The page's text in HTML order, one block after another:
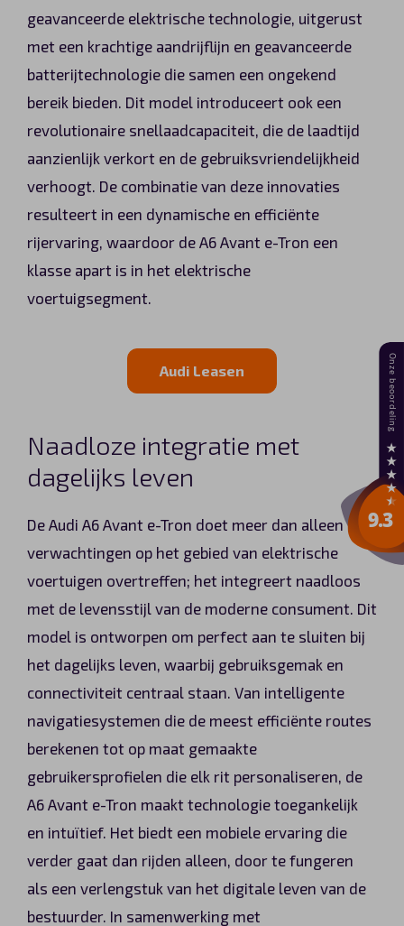
geavanceerde elektrische technologie, uitgerust
met een krachtige aandrijflijn en geavanceerde
batterijtechnologie die samen een ongekend
bereik bieden. Dit model introduceert ook een
revolutionaire snellaadcapaciteit, die de laadtijd
aanzienlijk verkort en de gebruiksvriendelijkheid
verhoogt. De combinatie van deze innovaties
resulteert in een dynamische en efficiënte
rijervaring, waardoor de A6 Avant e-Tron een
klasse apart is in het elektrische
voertuigsegment.
Audi Leasen
Naadloze integratie met
dagelijks leven
De Audi A6 Avant e-Tron doet meer dan alleen de
verwachtingen op het gebied van elektrische
voertuigen overtreffen; het integreert naadloos
met de levensstijl van de moderne consument. Dit
model is ontworpen om perfect aan te sluiten bij
het dagelijks leven, waarbij gebruiksgemak en
connectiviteit centraal staan. Van intelligente
navigatiesystemen die de meest efficiënte routes
berekenen tot op maat gemaakte
gebruikersprofielen die elk rit personaliseren, de
A6 Avant e-Tron maakt technologie toegankelijk
en intuïtief. Het biedt een mobiele ervaring die
verder gaat dan rijden alleen, door te fungeren
als een verlengstuk van het digitale leven van de
bestuurder. In samenwerking met